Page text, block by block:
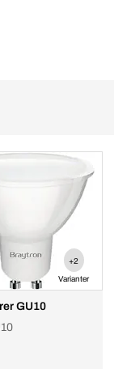
+2
Varianter
GU10